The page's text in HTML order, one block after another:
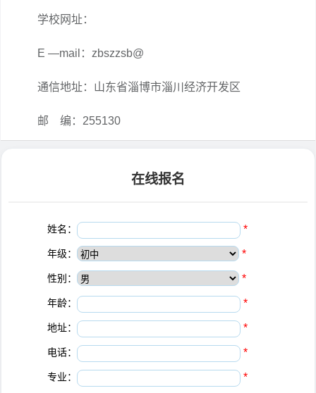
学校网址：
E —mail：zbszzsb@
通信地址：山东省淄博市淄川经济开发区
邮 编：255130
在线报名
姓名： *
年级： *
性别： *
年龄： *
地址： *
电话： *
专业： *